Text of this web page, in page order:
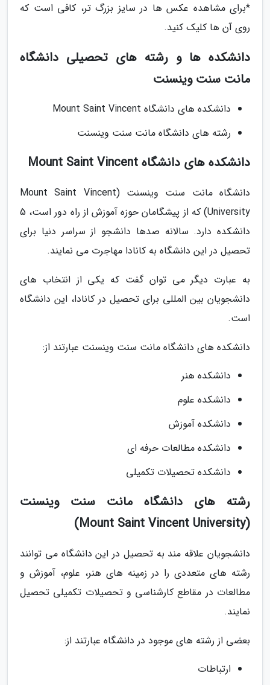
*برای مشاهده عکس ها در سایز بزرگ تر، کافی است که
روی آن ها کلیک کنید.
دانشکده ها و رشته های تحصیلی دانشگاه
مانت سنت وینسنت
دانشکده های دانشگاه Mount Saint Vincent
رشته های دانشگاه مانت سنت وینسنت
دانشکده های دانشگاه Mount Saint Vincent
دانشگاه مانت سنت وینسنت (Mount Saint Vincent
University) که از پیشگامان حوزه آموزش از راه دور است، 5
دانشکده دارد. سالانه صدها دانشجو از سراسر دنیا برای
تحصیل در این دانشگاه به کانادا مهاجرت می نمایند.
به عبارت دیگر می توان گفت که یکی از انتخاب های
دانشجویان بین المللی برای تحصیل در کانادا، این دانشگاه
است.
دانشکده های دانشگاه مانت سنت وینسنت عبارتند از:
دانشکده هنر
دانشکده علوم
دانشکده آموزش
دانشکده مطالعات حرفه ای
دانشکده تحصیلات تکمیلی
رشته های دانشگاه مانت سنت وینسنت
(Mount Saint Vincent University)
دانشجویان علاقه مند به تحصیل در این دانشگاه می توانند
رشته های متعددی را در زمینه های هنر، علوم، آموزش و
مطالعات در مقاطع کارشناسی و تحصیلات تکمیلی تحصیل
نمایند.
بعضی از رشته های موجود در دانشگاه عبارتند از:
ارتباطات